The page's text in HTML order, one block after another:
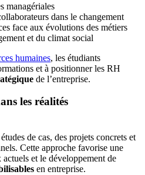
managériales
dans le changement
face aux évolutions des métiers
et du climat social
humaines, les étudiants
et à positionner les RH
de l’entreprise.
les réalités
de cas, des projets concrets et
Cette approche favorise une
et le développement de
en entreprise.